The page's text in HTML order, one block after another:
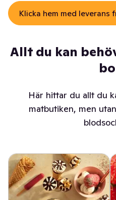
Klicka hem med leverans
Allt du kan
Här hittar du allt du
matbutiken, men